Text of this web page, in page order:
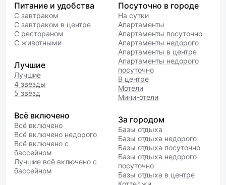
Питание и удобства
С завтраком
С завтраком в центре
С рестораном
С животными
Лучшие
Лучшие
4 звезды
5 звёзд
Всё включено
Всё включено
Всё включено недорого
Всё включено с
бассейном
Лучшие всё включено с
бассейном
Посуточно в городе
На сутки
Апартаменты
Апартаменты посуточно
Апартаменты недорого
Апартаменты в центре
Апартаменты недорого
посуточно
В центре
Мотели
Мини-отели
За городом
Базы отдыха
Базы отдыха недорого
Базы отдыха посуточно
Базы отдыха недорого
посуточно
Базы отдыха в центре